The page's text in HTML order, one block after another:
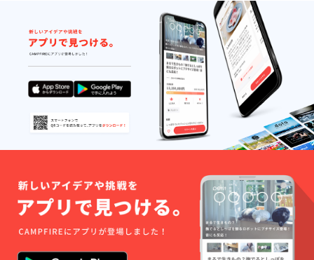
いま
す。 ※
賞味期
限：
ジュー
ス製造
から2年
間